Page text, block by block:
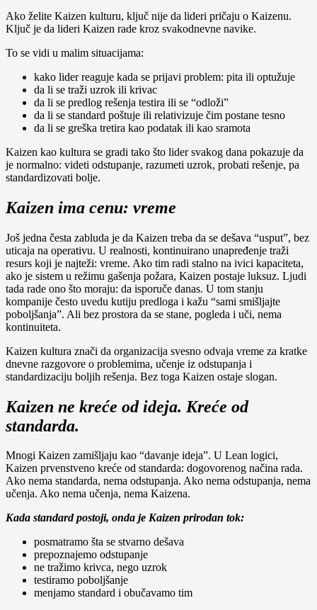
Ako želite Kaizen kulturu, ključ nije da lideri pričaju o Kaizenu.
Ključ je da lideri Kaizen rade kroz svakodnevne navike.
To se vidi u malim situacijama:
kako lider reaguje kada se prijavi problem: pita ili optužuje
da li se traži uzrok ili krivac
da li se predlog rešenja testira ili se “odloži”
da li se standard poštuje ili relativizuje čim postane tesno
da li se greška tretira kao podatak ili kao sramota
Kaizen kao kultura se gradi tako što lider svakog dana pokazuje da
je normalno: videti odstupanje, razumeti uzrok, probati rešenje, pa
standardizovati bolje.
Kaizen ima cenu: vreme
Još jedna česta zabluda je da Kaizen treba da se dešava “usput”, bez
uticaja na operativu. U realnosti, kontinuirano unapređenje traži
resurs koji je najteži: vreme. Ako tim radi stalno na ivici kapaciteta,
ako je sistem u režimu gašenja požara, Kaizen postaje luksuz. Ljudi
tada rade ono što moraju: da isporuče danas. U tom stanju
kompanije često uvedu kutiju predloga i kažu “sami smišljajte
poboljšanja”. Ali bez prostora da se stane, pogleda i uči, nema
kontinuiteta.
Kaizen kultura znači da organizacija svesno odvaja vreme za kratke
dnevne razgovore o problemima, učenje iz odstupanja i
standardizaciju boljih rešenja. Bez toga Kaizen ostaje slogan.
Kaizen ne kreće od ideja. Kreće od
standarda.
Mnogi Kaizen zamišljaju kao “davanje ideja”. U Lean logici,
Kaizen prvenstveno kreće od standarda: dogovorenog načina rada.
Ako nema standarda, nema odstupanja. Ako nema odstupanja, nema
učenja. Ako nema učenja, nema Kaizena.
Kada standard postoji, onda je Kaizen prirodan tok:
posmatramo šta se stvarno dešava
prepoznajemo odstupanje
ne tražimo krivca, nego uzrok
testiramo poboljšanje
menjamo standard i obučavamo tim